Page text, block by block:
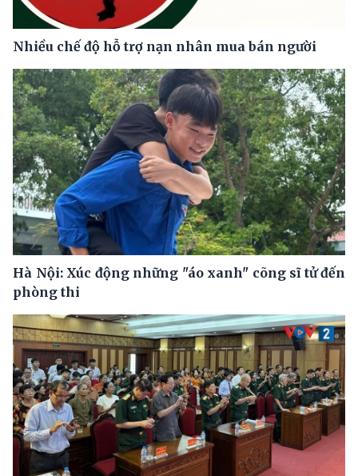
Nhiều chế độ hỗ trợ nạn nhân mua bán người
Hà Nội: Xúc động những "áo xanh" cõng sĩ tử đến
phòng thi